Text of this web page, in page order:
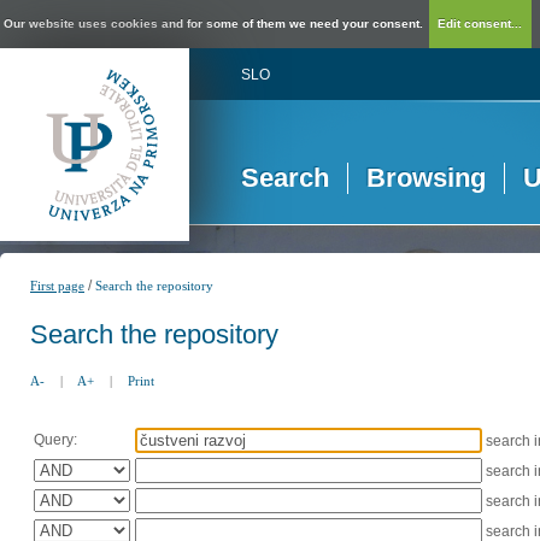
Our website uses cookies and for some of them we need your consent. Edit consent...
SLO
Search Browsing
First page /Search the repository
Search the repository
A- | A+ | Print
Query:
search
search
search
search